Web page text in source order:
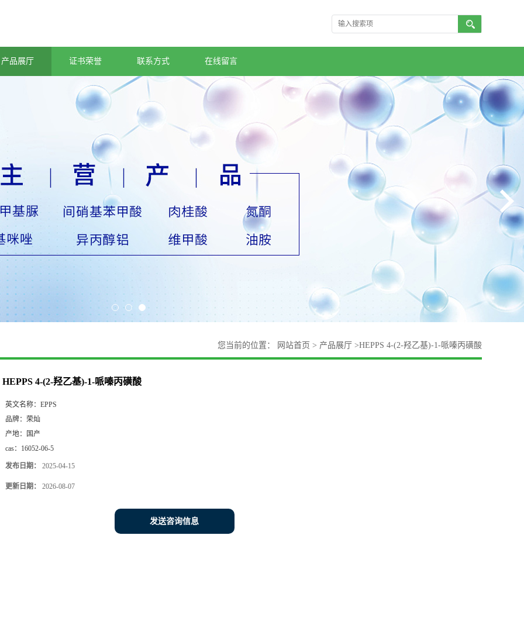
产品展厅 证书荣誉 联系方式 在线留言
您当前的位置： 网站首页 > 产品展厅 >HEPPS 4-(2-羟乙基)-1-哌嗪丙磺酸
HEPPS 4-(2-羟乙基)-1-哌嗪丙磺酸
英文名称： EPPS
品牌： 荣灿
产地：
国产
cas： 16052-06-5
发布日期： 2025-04-15
更新日期： 2026-08-07
发送咨询信息